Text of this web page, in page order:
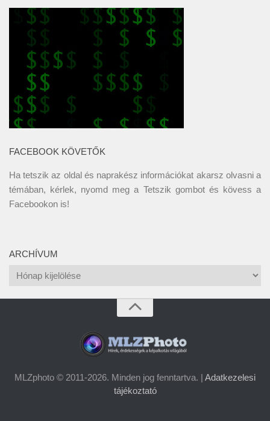
FACEBOOK KÖVETŐK
Ha tetszik az oldal és naprakész információkat akarsz olvasni a
témában, kérlek, nyomd meg a Tetszik gombot és kövess a
Facebookon is!
ARCHÍVUM
Archívum
MLZphoto © 2011-2026. Minden jog fenntartva. | Adatkezelesi
tájékoztató